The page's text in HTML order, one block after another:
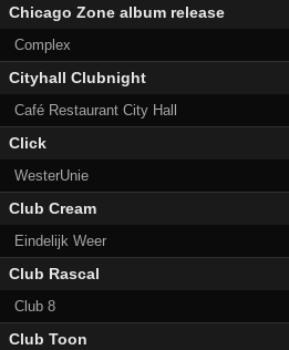
Chicago Zone album release
Complex
Cityhall Clubnight
Café Restaurant City Hall
Click
WesterUnie
Club Cream
Eindelijk Weer
Club Rascal
Club 8
Club Toon